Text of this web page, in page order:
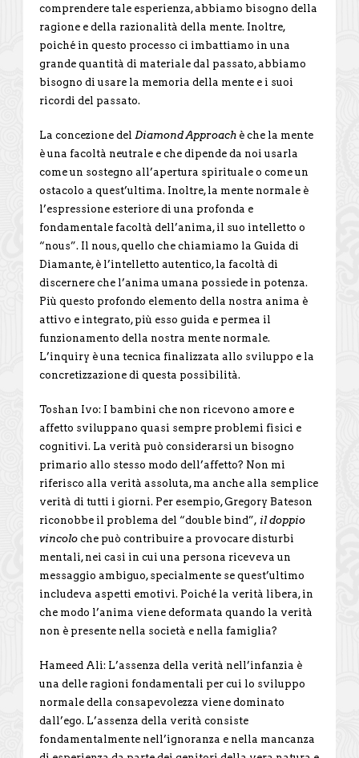
comprendere tale esperienza, abbiamo bisogno della
ragione e della razionalità della mente. Inoltre,
poiché in questo processo ci imbattiamo in una
grande quantità di materiale dal passato, abbiamo
bisogno di usare la memoria della mente e i suoi
ricordi del passato.
La concezione del Diamond Approach è che la mente
è una facoltà neutrale e che dipende da noi usarla
come un sostegno all’apertura spirituale o come un
ostacolo a quest’ultima. Inoltre, la mente normale è
l’espressione esteriore di una profonda e
fondamentale facoltà dell’anima, il suo intelletto o
“nous”. Il nous, quello che chiamiamo la Guida di
Diamante, è l’intelletto autentico, la facoltà di
discernere che l’anima umana possiede in potenza.
Più questo profondo elemento della nostra anima è
attivo e integrato, più esso guida e permea il
funzionamento della nostra mente normale.
L’inquiry è una tecnica finalizzata allo sviluppo e la
concretizzazione di questa possibilità.
Toshan Ivo: I bambini che non ricevono amore e
affetto sviluppano quasi sempre problemi fisici e
cognitivi. La verità può considerarsi un bisogno
primario allo stesso modo dell’affetto? Non mi
riferisco alla verità assoluta, ma anche alla semplice
verità di tutti i giorni. Per esempio, Gregory Bateson
riconobbe il problema del “double bind”, il doppio
vincolo che può contribuire a provocare disturbi
mentali, nei casi in cui una persona riceveva un
messaggio ambiguo, specialmente se quest’ultimo
includeva aspetti emotivi. Poiché la verità libera, in
che modo l’anima viene deformata quando la verità
non è presente nella società e nella famiglia?
Hameed Ali: L’assenza della verità nell’infanzia è
una delle ragioni fondamentali per cui lo sviluppo
normale della consapevolezza viene dominato
dall’ego. L’assenza della verità consiste
fondamentalmente nell’ignoranza e nella mancanza